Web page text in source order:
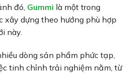
đó, Gummi là một trong
xây dựng theo hướng phù hợp
này.
dòng sản phẩm phức tạp,
tinh chỉnh trải nghiệm nằm, từ